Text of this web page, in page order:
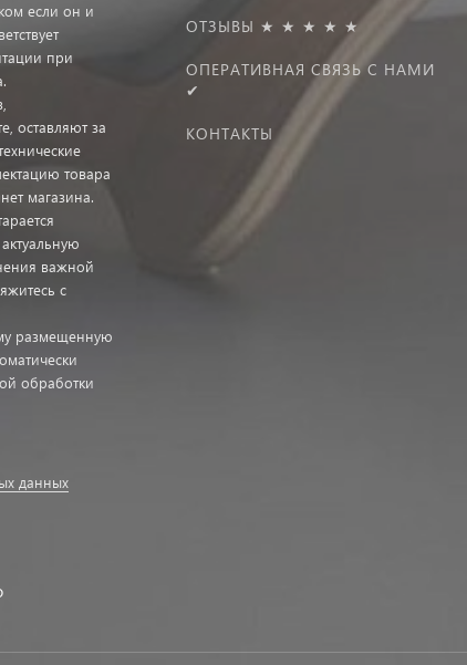
если он и
при
оставляют за
товара
магазина.
важной
с
размещенную
обработки
данных
ОТЗЫВЫ ★ ★ ★ ★ ★
ОПЕРАТИВНАЯ СВЯЗЬ С НАМИ
✔
КОНТАКТЫ